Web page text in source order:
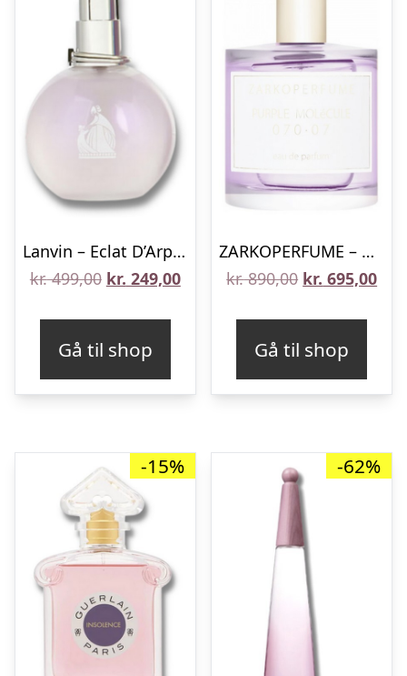
Lanvin – Eclat D’Arpege Sheer – 50 ml – Edt
kr.499,00 Den
kr. 499,00.
kr. 249,00Den
kr. 249,00.
Gå til shop
ZARKOPERFUME – Purple Molecule 070 07 – 100 ml – Edp
kr.890,00 Den
kr. 890,00.
kr. 695,00Den
kr.
Gå til shop
-15% -62%